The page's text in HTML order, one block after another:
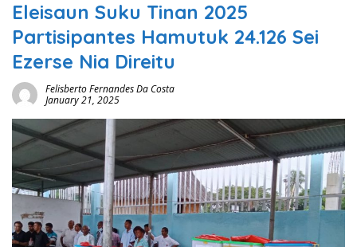
Eleisaun Suku Tinan 2025
Partisipantes Hamutuk 24.126 Sei
Ezerse Nia Direitu
Felisberto Fernandes Da Costa
January 21, 2025